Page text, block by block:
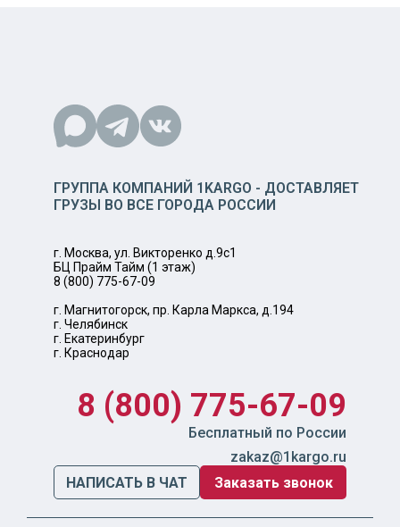
ГРУППА КОМПАНИЙ 1KARGO - ДОСТАВЛЯЕТ
ГРУЗЫ ВО ВСЕ ГОРОДА РОССИИ
г. Москва, ул. Викторенко д.9с1
БЦ Прайм Тайм (1 этаж)
8 (800) 775-67-09
г. Магнитогорск, пр. Карла Маркса, д.194
г. Челябинск
г. Екатеринбург
г. Краснодар
8 (800) 775-67-09
Бесплатный по России
zakaz@1kargo.ru
НАПИСАТЬ В ЧАТ
Заказать звонок